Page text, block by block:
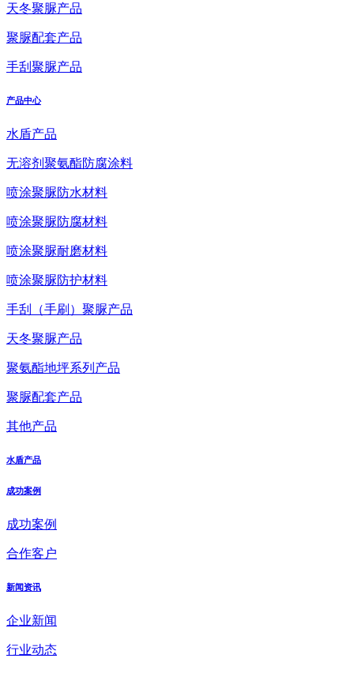
天冬聚脲产品
聚脲配套产品
手刮聚脲产品
产品中心
水盾产品
无溶剂聚氨酯防腐涂料
喷涂聚脲防水材料
喷涂聚脲防腐材料
喷涂聚脲耐磨材料
喷涂聚脲防护材料
手刮（手刷）聚脲产品
天冬聚脲产品
聚氨酯地坪系列产品
聚脲配套产品
其他产品
水盾产品
成功案例
成功案例
合作客户
新闻资讯
企业新闻
行业动态